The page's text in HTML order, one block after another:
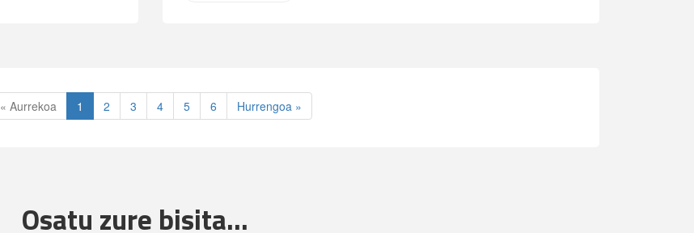
« Aurrekoa 1 2 3 4 5 6 Hurrengoa »
Osatu zure bisita...